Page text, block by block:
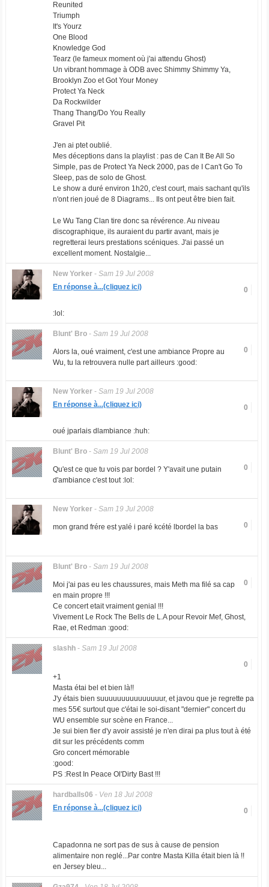
Reunited
Triumph
It's Yourz
One Blood
Knowledge God
Tearz (le fameux moment où j'ai attendu Ghost)
Un vibrant hommage à ODB avec Shimmy Shimmy Ya,
Brooklyn Zoo et Got Your Money
Protect Ya Neck
Da Rockwilder
Thang Thang/Do You Really
Gravel Pit
J'en ai ptet oublié.
Mes déceptions dans la playlist : pas de Can It Be All So
Simple, pas de Protect Ya Neck 2000, pas de I Can't Go To
Sleep, pas de solo de Ghost.
Le show a duré environ 1h20, c'est court, mais sachant qu'ils
n'ont rien joué de 8 Diagrams... Ils ont peut être bien fait.
Le Wu Tang Clan tire donc sa révérence. Au niveau
discographique, ils auraient du partir avant, mais je
regretterai leurs prestations scéniques. J'ai passé un
excellent moment. Nostalgie...
New Yorker- Sam 19 Jul 2008
0
En réponse à...(cliquez ici)
:lol:
Blunt' Bro- Sam 19 Jul 2008
0
Alors la, oué vraiment, c'est une ambiance Propre au
Wu, tu la retrouvera nulle part ailleurs :good:
New Yorker- Sam 19 Jul 2008
0
En réponse à...(cliquez ici)
oué jparlais dlambiance :huh:
Blunt' Bro- Sam 19 Jul 2008
0
Qu'est ce que tu vois par bordel ? Y'avait une putain
d'ambiance c'est tout :lol:
New Yorker- Sam 19 Jul 2008
0
mon grand frére est yalé i paré kcété lbordel la bas
Blunt' Bro- Sam 19 Jul 2008
0
Moi j'ai pas eu les chaussures, mais Meth ma filé sa cap
en main propre !!!
Ce concert etait vraiment genial !!!
Vivement Le Rock The Bells de L.A pour Revoir Mef, Ghost,
Rae, et Redman :good:
slashh- Sam 19 Jul 2008
0
+1
Masta étai bel et bien là!!
J'y étais bien suuuuuuuuuuuuuuur, et javou que je regrette pa
mes 55€ surtout que c'étai le soi-disant "dernier" concert du
WU ensemble sur scène en France...
Je sui bien fier d'y avoir assisté je n'en dirai pa plus tout à été
dit sur les précédents comm
Gro concert mémorable
:good:
PS :Rest In Peace Ol'Dirty Bast !!!
hardballs06 - Ven 18 Jul 2008
0
En réponse à...(cliquez ici)
Capadonna ne sort pas de sus à cause de pension
alimentaire non reglé...Par contre Masta Killa était bien là !!
en Jersey bleu...